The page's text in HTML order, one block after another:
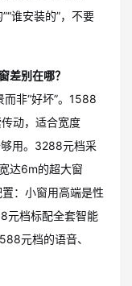
谁安装的”，不要
差别在哪？
非“好坏”。1588
动，适合宽度
用。3288元档采
达6m的超大窗
：小窗用高端是性
元档标配全套智能
元档的语音、